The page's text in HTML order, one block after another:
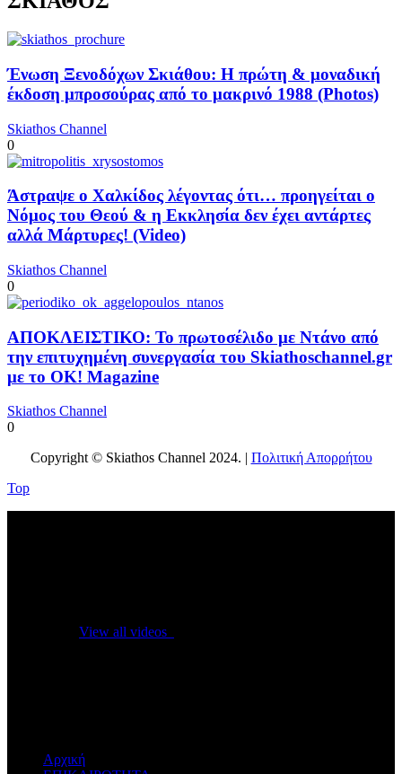
Ένωση Ξενοδόχων Σκιάθου: Η πρώτη & μοναδική
έκδοση μπροσούρας από το μακρινό 1988 (Photos)
Skiathos Channel
0
Άστραψε ο Χαλκίδος λέγοντας ότι… προηγείται ο
Νόμος του Θεού & η Εκκλησία δεν έχει αντάρτες
αλλά Μάρτυρες! (Video)
Skiathos Channel
0
ΑΠΟΚΛΕΙΣΤΙΚΟ: Το πρωτοσέλιδο με Ντάνο από
την επιτυχημένη συνεργασία του Skiathoschannel.gr
με το OK! Magazine
Skiathos Channel
0
Copyright © Skiathos Channel 2024. | Πολιτική Απορρήτου
Top
View all videos
Αρχική